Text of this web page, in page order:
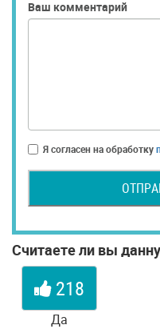
Ваш комментарий
Я согласен на обработку
Считаете ли вы
218
Да